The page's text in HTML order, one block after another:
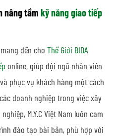
nâng tầm kỹ năng giao tiếp
đến cho Thế Giới BIDA
online, giúp đội ngũ nhân viên
phục vụ khách hàng một cách
doanh nghiệp trong việc xây
M.Y.C Việt Nam luôn cam
đào tạo bài bản, phù hợp với